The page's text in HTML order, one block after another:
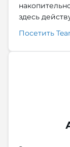
здесь
Посетить